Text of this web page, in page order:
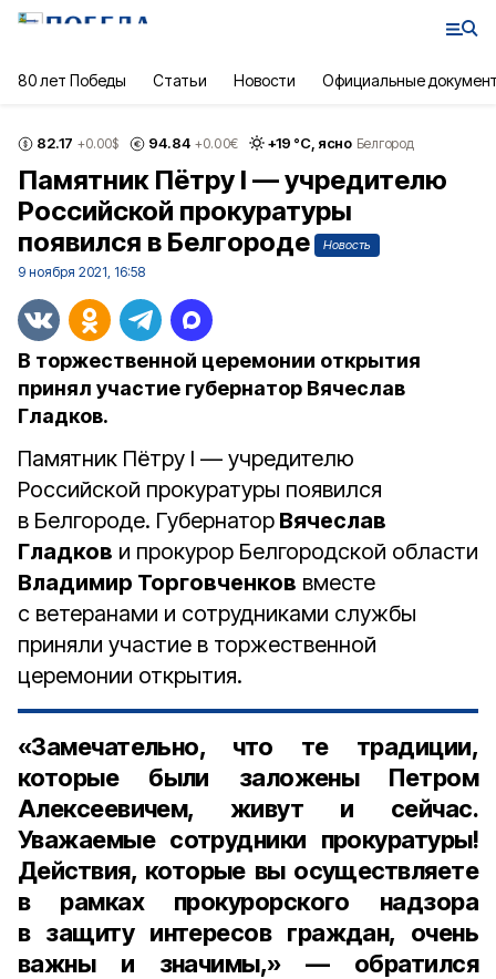
80 лет Победы Статьи Новости Официальные
82.17 +0.00$ 94.84 +0.00€ +19 °С, ясно Белгород
Памятник Пётру I — учредителю
Российской прокуратуры
появился в Белгороде
Новость
9 ноября 2021, 16:58
В торжественной церемонии открытия
принял участие губернатор Вячеслав
Гладков.
Памятник Пётру I — учредителю
Российской прокуратуры появился
в Белгороде. Губернатор Вячеслав
Гладков и прокурор Белгородской области
Владимир Торговченков вместе
с ветеранами и сотрудниками службы
приняли участие в торжественной
церемонии открытия.
«Замечательно, что те традиции,
которые были заложены Петром
Алексеевичем, живут и сейчас.
Уважаемые сотрудники прокуратуры!
Действия, которые вы осуществляете
в рамках прокурорского надзора
в защиту интересов граждан, очень
важны и значимы,» — обратился